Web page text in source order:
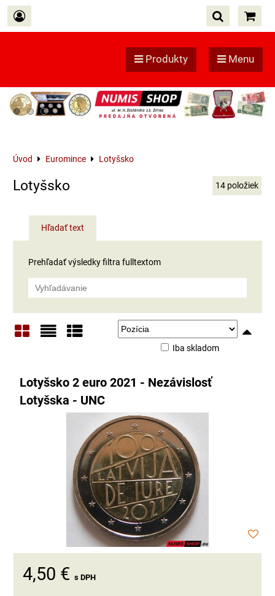
Produkty Menu
Úvod Euromince Lotyšsko
Lotyšsko 14 položiek
Hľadať text
Prehľadať výsledky filtra fulltextom
Iba skladom
Lotyšsko 2 euro 2021 - Nezávislosť
Lotyšska - UNC
4,50 € s DPH